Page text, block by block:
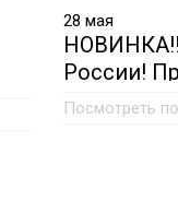
28мая
России!
Вашему
Посмотреть